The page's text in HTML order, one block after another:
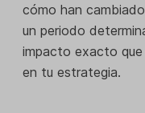
cómo han
un periodo
impacto exacto
en tu estrategia.